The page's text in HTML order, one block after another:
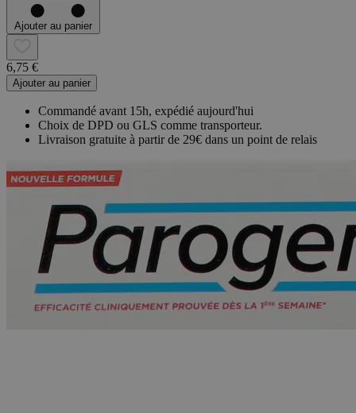
Ajouter au panier
6,75 €
Ajouter au panier
Commandé avant 15h, expédié aujourd'hui
Choix de DPD ou GLS comme transporteur.
Livraison gratuite à partir de 29€ dans un point de relais